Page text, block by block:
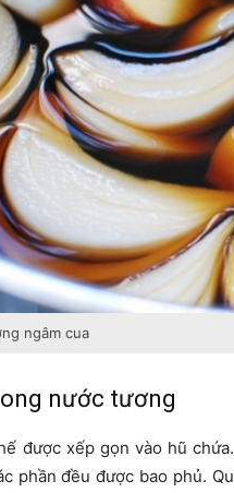
ngâm cua
nước tương
được xếp gọn vào hũ
phần đều được bao phủ.